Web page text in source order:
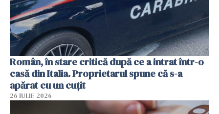
Român, în stare critică după ce a intrat într-o
casă din Italia. Proprietarul spune că s-a
apărat cu un cuțit
26 IULIE 2026